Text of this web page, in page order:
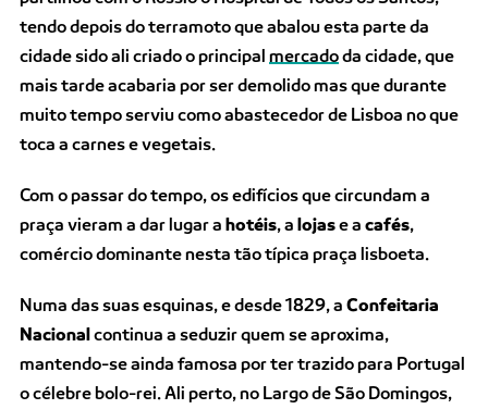
tendo depois do terramoto que abalou esta parte da
cidade sido ali criado o principal mercadoda cidade, que
mais tarde acabaria por ser demolido mas que durante
muito tempo serviu como abastecedor de Lisboa no que
toca a carnes e vegetais.
Com o passar do tempo, os edifícios que circundam a
praça vieram a dar lugar a hotéis, a lojase a cafés,
comércio dominante nesta tão típica praça lisboeta.
Numa das suas esquinas, e desde 1829, a Confeitaria
Nacionalcontinua a seduzir quem se aproxima,
mantendo-se ainda famosa por ter trazido para Portugal
o célebre bolo-rei. Ali perto, no Largo de São Domingos,